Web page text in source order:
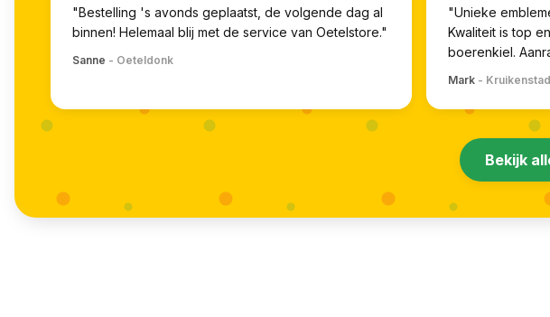
"Bestelling 's avonds geplaatst, de volgende dag al
binnen! Helemaal blij met de service van Oetelstore."
Sanne - Oeteldonk
"Unieke
Kwaliteit is top
boerenkiel.
Mark - Kruikenstad
Bekijk